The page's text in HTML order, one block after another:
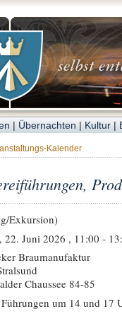
| Übernachten | Kultur |
Kalender
Exkursion)
22. Juni 2026 , 11:00 -
Braumanufaktur
Chaussee 84-85
um 14 und 17